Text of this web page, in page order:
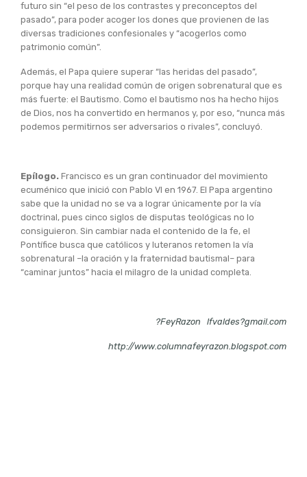
futuro sin “el peso de los contrastes y preconceptos del
pasado”, para poder acoger los dones que provienen de las
diversas tradiciones confesionales y “acogerlos como
patrimonio común”.
Además, el Papa quiere superar “las heridas del pasado”,
porque hay una realidad común de origen sobrenatural que es
más fuerte: el Bautismo. Como el bautismo nos ha hecho hijos
de Dios, nos ha convertido en hermanos y, por eso, “nunca más
podemos permitirnos ser adversarios o rivales”, concluyó.
Epílogo. Francisco es un gran continuador del movimiento
ecuménico que inició con Pablo VI en 1967. El Papa argentino
sabe que la unidad no se va a lograr únicamente por la vía
doctrinal, pues cinco siglos de disputas teológicas no lo
consiguieron. Sin cambiar nada el contenido de la fe, el
Pontífice busca que católicos y luteranos retomen la vía
sobrenatural –la oración y la fraternidad bautismal– para
“caminar juntos” hacia el milagro de la unidad completa.
?FeyRazon lfvaldes?gmail.com
http://www.columnafeyrazon.blogspot.com